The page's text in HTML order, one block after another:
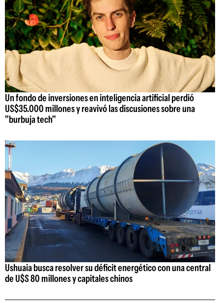
Un fondo de inversiones en inteligencia artificial perdió
US$35.000 millones y reavivó las discusiones sobre una
"burbuja tech"
Ushuaia busca resolver su déficit energético con una central
de U$S 80 millones y capitales chinos